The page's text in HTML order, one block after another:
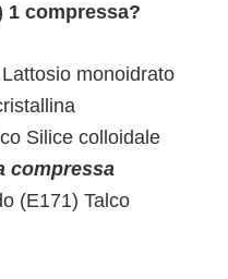
1 compressa?
Lattosio monoidrato
Silice colloidale
compressa
(E171) Talco